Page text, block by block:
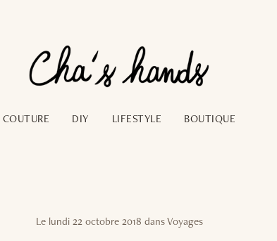
COUTURE DIY LIFESTYLE BOUTIQUE
Le lundi 22 octobre 2018 dansVoyages